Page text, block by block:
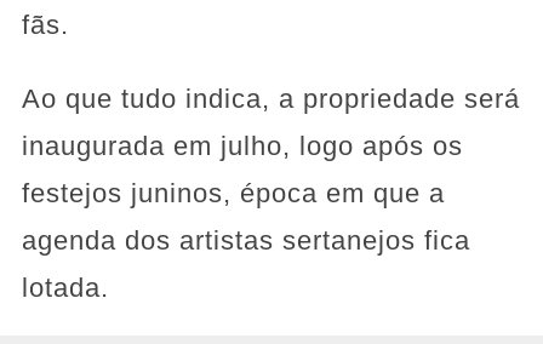
fãs.
Ao que tudo indica, a propriedade será
inaugurada em julho, logo após os
festejos juninos, época em que a
agenda dos artistas sertanejos fica
lotada.